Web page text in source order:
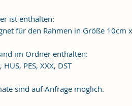
ist enthalten:
für den Rahmen in Größe 10cm
im Ordner enthalten:
HUS, PES, XXX, DST
sind auf Anfrage möglich.